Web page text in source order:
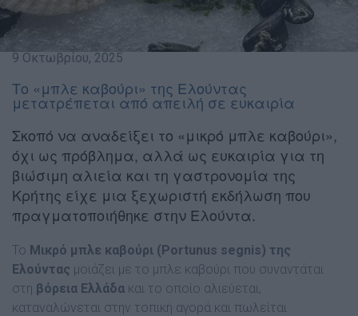
9 Οκτωβρίου, 2025
Το «μπλε καβούρι» της Ελούντας
μετατρέπεται από απειλή σε ευκαιρία
Σκοπό να αναδείξει το «μικρό μπλε καβούρι»,
όχι ως πρόβλημα, αλλά ως ευκαιρία για τη
βιώσιμη αλιεία και τη γαστρονομία της
Κρήτης είχε μια ξεχωριστή εκδήλωση που
πραγματοποιήθηκε στην Ελούντα.
Το Μικρό μπλε καβούρι (Portunus segnis) της
Ελούντας μοιάζει με το μπλε καβούρι που συναντάται
στη βόρεια Ελλάδα και το οποίο αλιεύεται,
καταναλώνεται στην τοπική αγορά και πωλείται